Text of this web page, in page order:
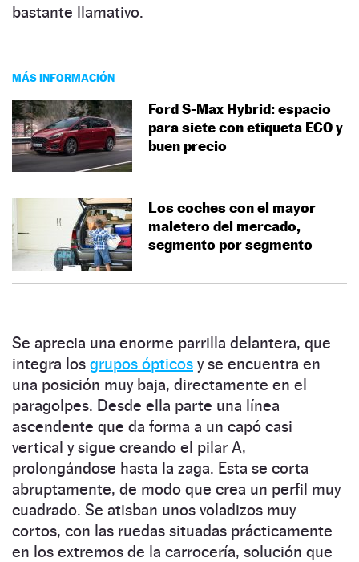
bastante llamativo.
MÁS INFORMACIÓN
Ford S-Max Hybrid: espacio
para siete con etiqueta ECO y
buen precio
Los coches con el mayor
maletero del mercado,
segmento por segmento
Se aprecia una enorme parrilla delantera, que
integra los grupos ópticos y se encuentra en
una posición muy baja, directamente en el
paragolpes. Desde ella parte una línea
ascendente que da forma a un capó casi
vertical y sigue creando el pilar A,
prolongándose hasta la zaga. Esta se corta
abruptamente, de modo que crea un perfil muy
cuadrado. Se atisban unos voladizos muy
cortos, con las ruedas situadas prácticamente
en los extremos de la carrocería, solución que